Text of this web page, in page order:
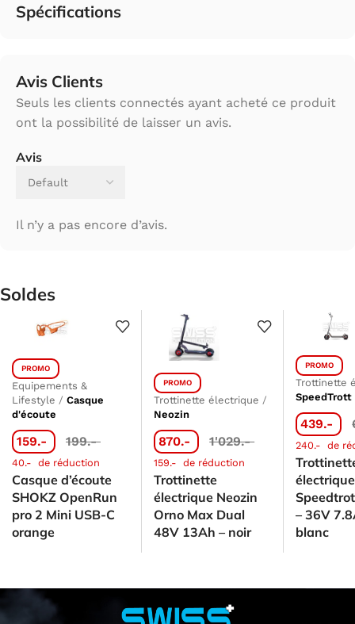
Spécifications
Avis Clients
Avis
Il n’y a pas encore d’avis.
Seuls les clients connectés ayant acheté ce produit
ont la possibilité de laisser un avis.
Soldes
PROMO
Equipements &
Lifestyle / Casque
d'écoute
159.- 199.-
40.- de réduction
Casque d’écoute
SHOKZ OpenRun
pro 2 Mini USB-C
orange
PROMO
Trottinette électrique /
Neozin
870.- 1'029.-
159.- de réduction
Trottinette
électrique Neozin
Orno Max Dual
48V 13Ah – noir
PROMO
Trottinette
SpeedTrott
439.-
240.- de
électrique
– 36V
blanc